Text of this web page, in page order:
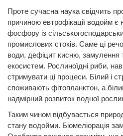
Проте сучасна наука свідчить
причиною евтрофікації водойм
фосфору із
промислових стоків. Саме ці
води, дефіцит кисню, замулення
екосистем. Рослиноїдні риби,
стримувати ці процеси. Білий і
споживають фітопланктон, а
надмірний розвиток водної
Таким чином відбувається
стану водойми. Біомеліорація